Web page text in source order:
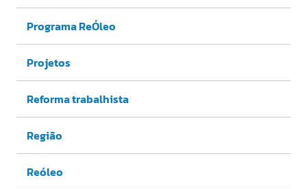
Programa ReÓleo
Projetos
Reforma trabalhista
Região
Reóleo